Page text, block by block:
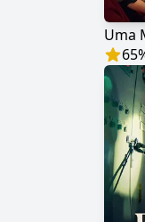
65